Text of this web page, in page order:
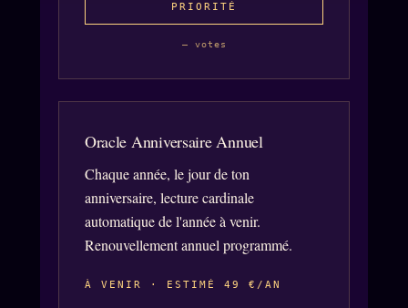
PRIORITÉ
— votes
Oracle Anniversaire Annuel
Chaque année, le jour de ton
anniversaire, lecture cardinale
automatique de l'année à venir.
Renouvellement annuel programmé.
À VENIR · ESTIMÉ 49 €/AN